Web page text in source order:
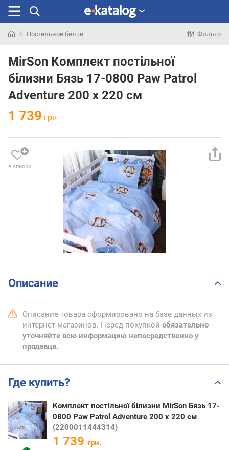
раньше
Постельное белье Фильтр
MirSon Комплект постільної
білизни Бязь 17-0800 Paw Patrol
Adventure 200 x 220 см
1 739 грн.
в список
Описание
Описание товара сформировано на базе данных из
интернет-магазинов. Перед покупкой обязательно
уточняйте всю информацию непосредственно у
продавца.
Где купить?
Комплект постільної білизни MirSon Бязь 17-
0800 Paw Patrol Adventure 200 x 220 см
(2200011444314)
1 739 грн.